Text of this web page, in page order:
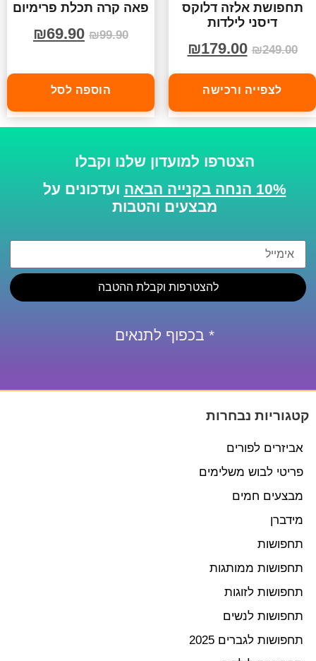
תחפושת אלזה דלוקס
דיסני לילדות
₪249.00
₪179.00
לצפייה ורכישה
פאה קרה תכלת פרימיום
₪99.90
₪69.90
הוספה לסל
הצטרפו למועדון שלנו וקבלו
10% הנחה בקנייה הבאה
ועדכונים על
מבצעים והטבות
להצטרפות וקבלת ההטבה
* בכפוף לתנאים
קטגוריות נבחרות
אביזרים לפורים
פריטי לבוש משלימים
מבצעים חמים
מידברן
תחפושות
תחפושות ממותגות
תחפושות לזוגות
תחפושות לנשים
תחפושות לגברים 2025